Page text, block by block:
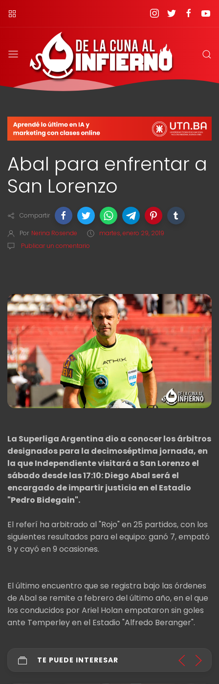
Abal para enfrentar a
San Lorenzo
Compartir
Por Nerina Rosende
martes, enero 29, 2019
Publicar un comentario
La Superliga Argentina dio a conocer los árbitros
designados para la decimoséptima jornada, en
la que Independiente visitará a San Lorenzo el
sábado desde las 17:10: Diego Abal será el
encargado de impartir justicia en el Estadio
"Pedro Bidegain".
El referí ha arbitrado al "Rojo" en 25 partidos, con los
siguientes resultados para el equipo: ganó 7, empató
9 y cayó en 9 ocasiones.
El último encuentro que se registra bajo las órdenes
de Abal se remite a febrero del último año, en el que
los conducidos por Ariel Holan empataron sin goles
ante Temperley en el Estadio "Alfredo Beranger".
TE PUEDE INTERESAR